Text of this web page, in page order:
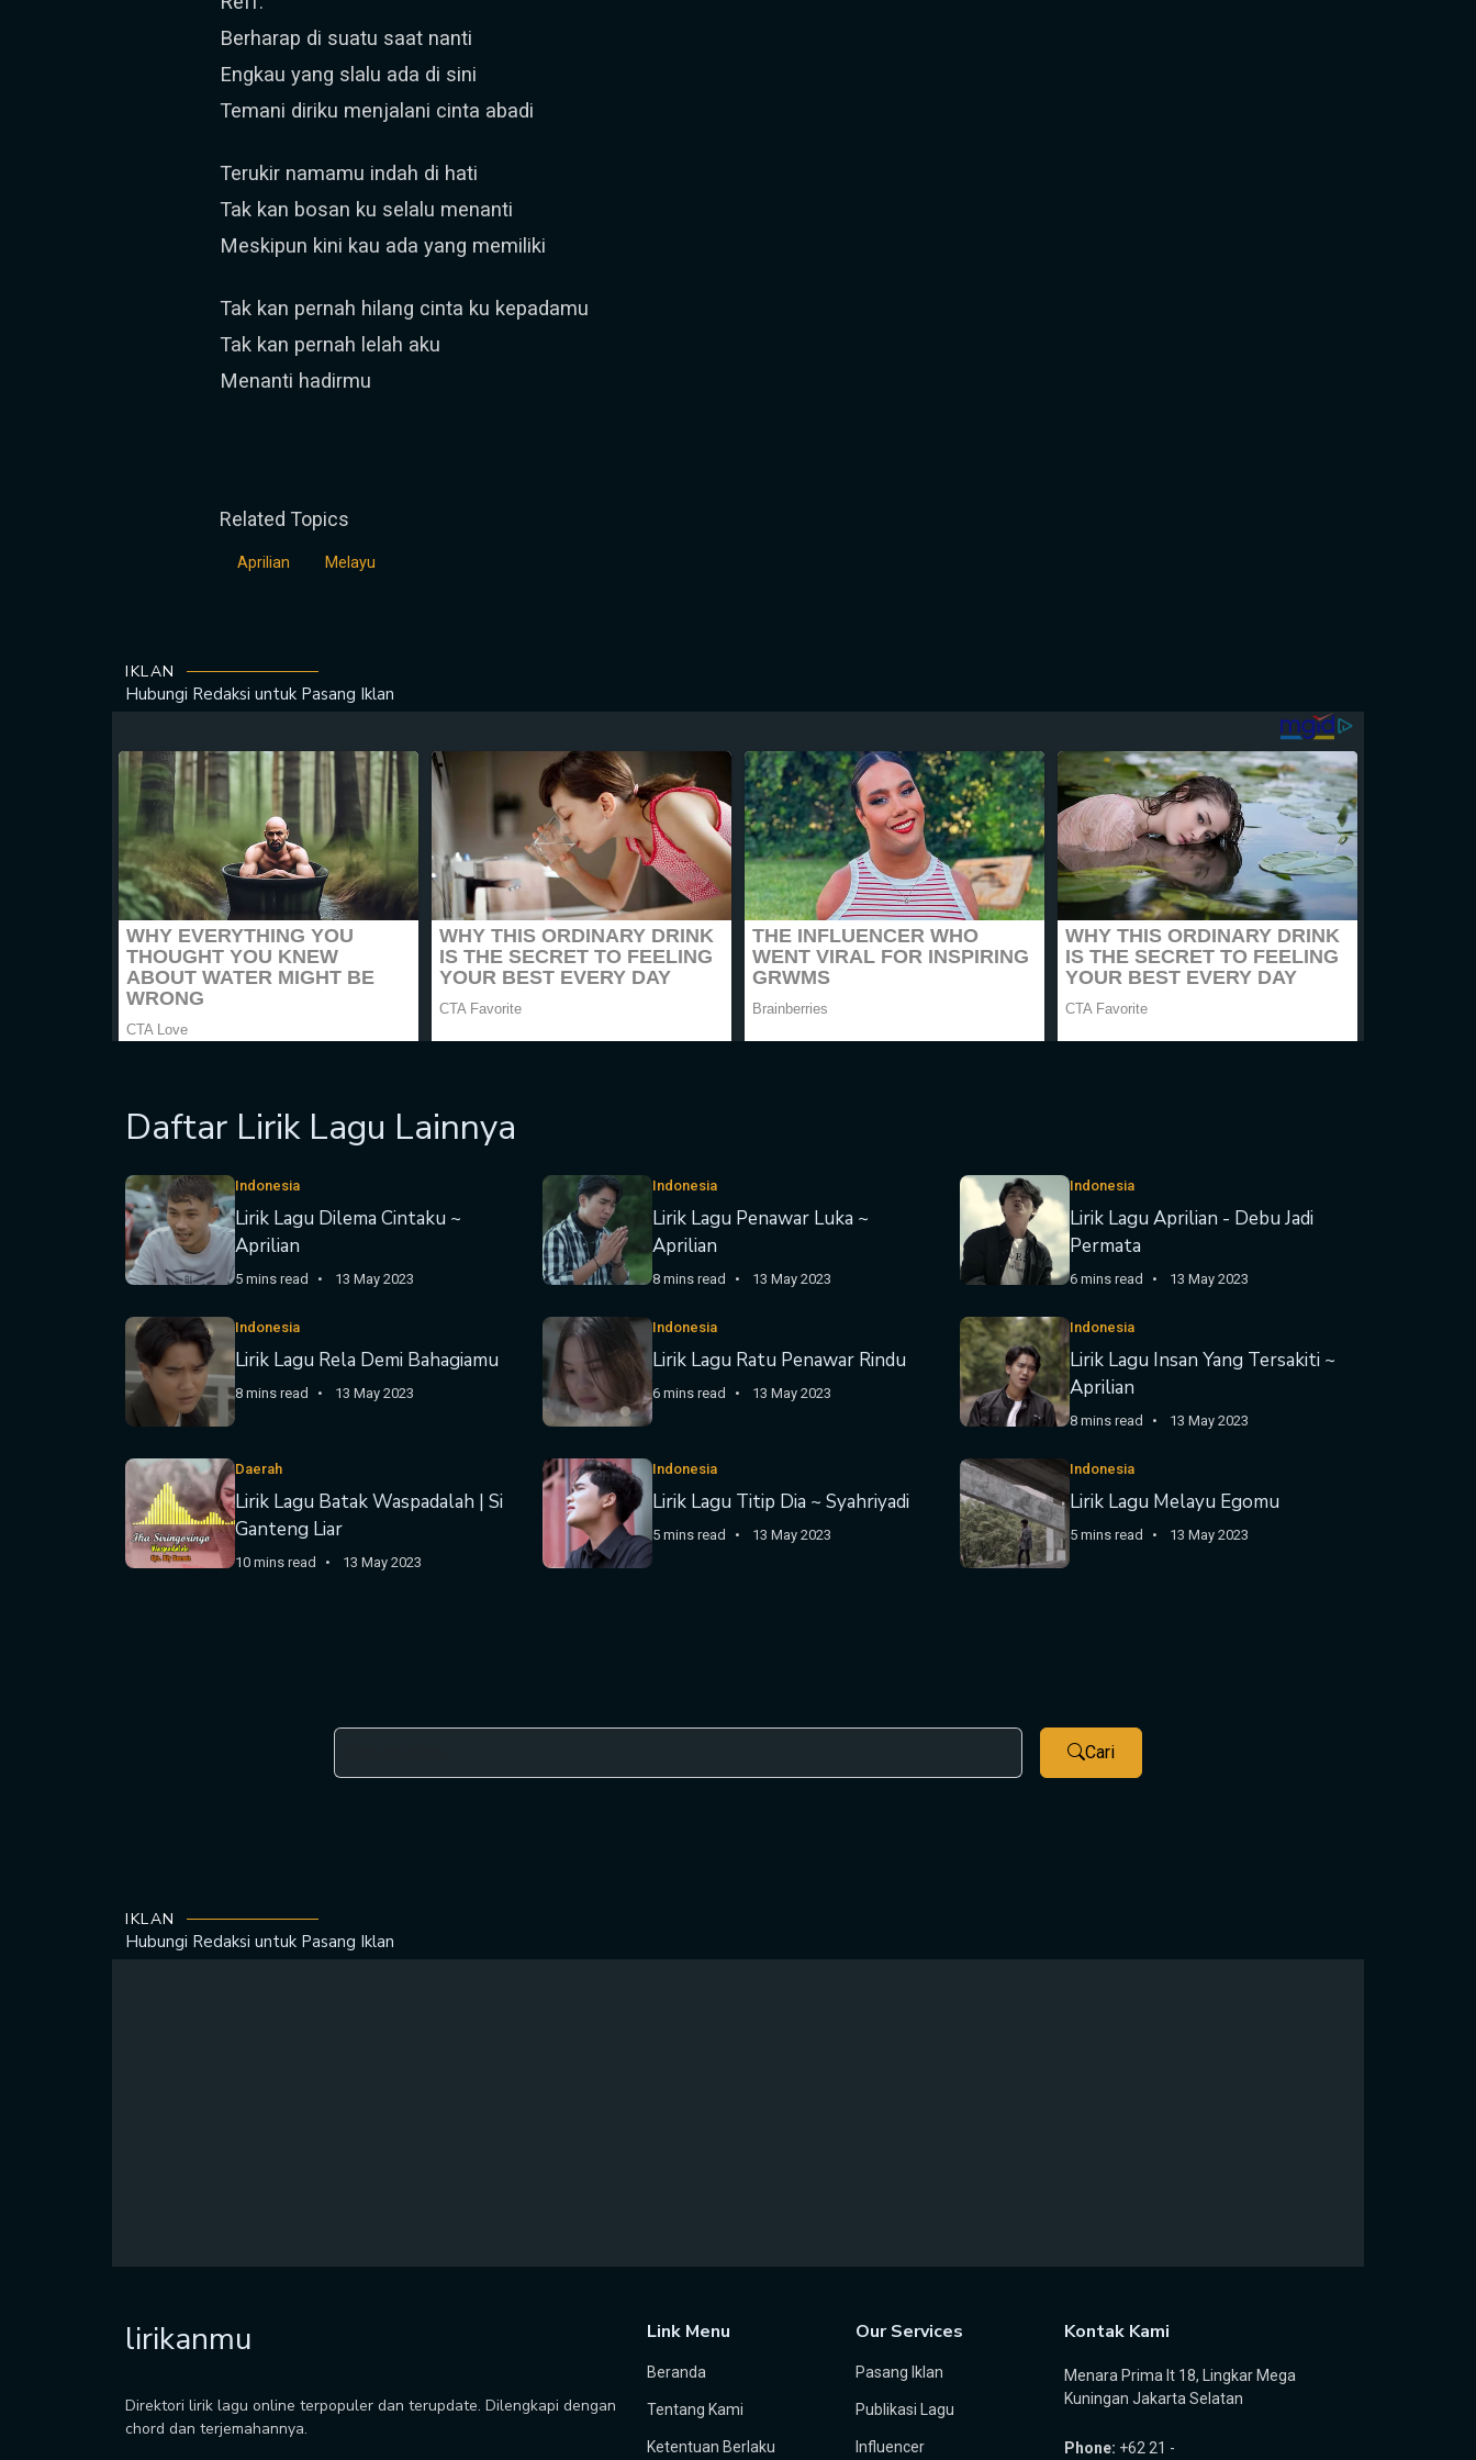
Berharap di suatu saat nanti
Engkau yang slalu ada di sini
Temani diriku menjalani cinta abadi
Terukir namamu indah di hati
Tak kan bosan ku selalu menanti
Meskipun kini kau ada yang memiliki
Tak kan pernah hilang cinta ku kepadamu
Tak kan pernah lelah aku
Menanti hadirmu
Related Topics
Aprilian Melayu
IKLAN
Hubungi Redaksi untuk Pasang Iklan
Daftar Lirik Lagu Lainnya
Indonesia
Lirik Lagu Dilema Cintaku ~
Aprilian
5 mins read 13 May 2023
Indonesia
Lirik Lagu Penawar Luka ~
Aprilian
8 mins read 13 May 2023
Indonesia
Lirik Lagu Aprilian - Debu Jadi
Permata
6 mins read 13 May 2023
Indonesia
Lirik Lagu Rela Demi Bahagiamu
8 mins read 13 May 2023
Indonesia
Lirik Lagu Ratu Penawar Rindu
6 mins read 13 May 2023
Indonesia
Lirik Lagu Insan Yang Tersakiti ~
Aprilian
8 mins read 13 May 2023
Daerah
Lirik Lagu Batak Waspadalah | Si
Ganteng Liar
10 mins read 13 May 2023
Indonesia
Lirik Lagu Titip Dia ~ Syahriyadi
5 mins read 13 May 2023
Indonesia
Lirik Lagu Melayu Egomu
5 mins read 13 May 2023
Cari
IKLAN
Hubungi Redaksi untuk Pasang Iklan
lirikanmu
Direktori lirik lagu online terpopuler dan terupdate. Dilengkapi dengan
chord dan terjemahannya.
Link Menu
Beranda
Tentang Kami
Ketentuan Berlaku
Our Services
Pasang Iklan
Publikasi Lagu
Influencer
Kontak Kami
Menara Prima lt 18, Lingkar Mega
Kuningan Jakarta Selatan
Phone: +62 21 -